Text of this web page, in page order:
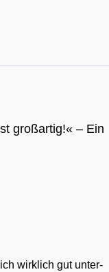
großartig!« – Ein
wirk­lich gut unter­